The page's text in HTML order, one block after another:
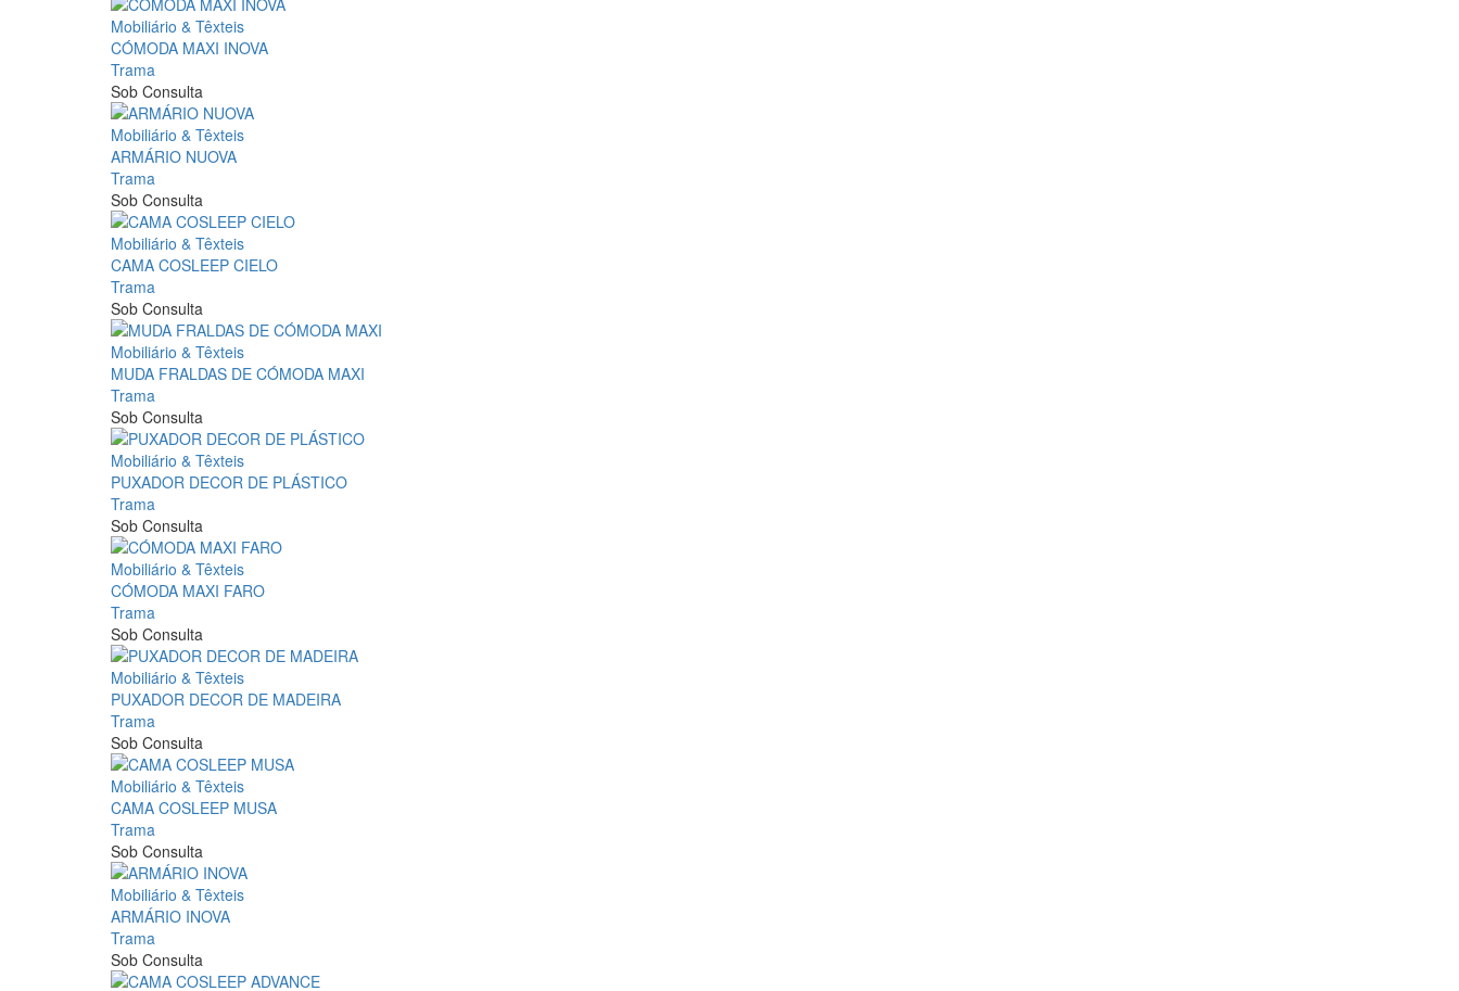
Mobiliário & Têxteis
CÓMODA MAXI INOVA
Trama
Sob Consulta
Mobiliário & Têxteis
ARMÁRIO NUOVA
Trama
Sob Consulta
Mobiliário & Têxteis
CAMA COSLEEP CIELO
Trama
Sob Consulta
Mobiliário & Têxteis
MUDA FRALDAS DE CÓMODA MAXI
Trama
Sob Consulta
Mobiliário & Têxteis
PUXADOR DECOR DE PLÁSTICO
Trama
Sob Consulta
Mobiliário & Têxteis
CÓMODA MAXI FARO
Trama
Sob Consulta
Mobiliário & Têxteis
PUXADOR DECOR DE MADEIRA
Trama
Sob Consulta
Mobiliário & Têxteis
CAMA COSLEEP MUSA
Trama
Sob Consulta
Mobiliário & Têxteis
ARMÁRIO INOVA
Trama
Sob Consulta